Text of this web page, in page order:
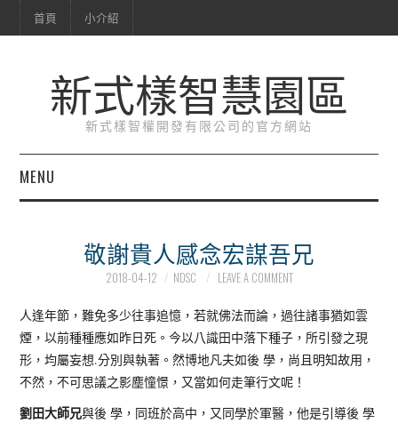
首頁 小介紹
新式樣智慧園區
新式樣智權開發有限公司的官方網站
MENU
敬謝貴人感念宏謀吾兄
2018-04-12 NDSC LEAVE A COMMENT
人逢年節，難免多少往事追憶，若就佛法而論，過往諸事猶如雲
煙，以前種種應如昨日死。今以八識田中落下種子，所引發之現
形，均屬妄想.分別與執著。然博地凡夫如後 學，尚且明知故用，
不然，不可思議之影塵憧憬，又當如何走筆行文呢！
劉田大師兄與後 學，同班於高中，又同學於軍醫，他是引導後 學